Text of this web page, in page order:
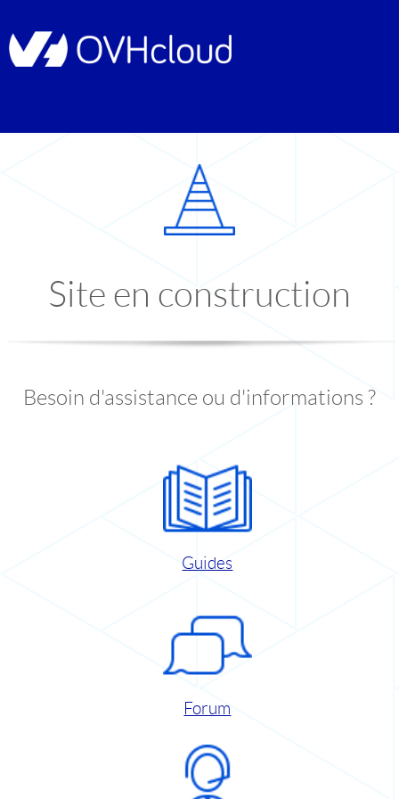
Site en construction
Besoin d'assistance ou d'informations ?
Guides
Forum